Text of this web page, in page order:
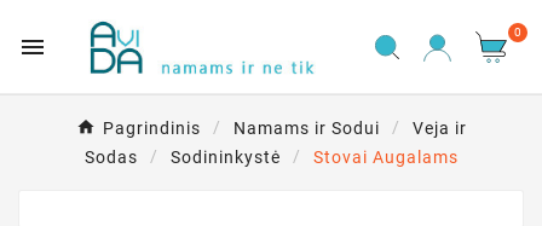

0
Pagrindinis Namams ir Sodui
Veja ir
Sodas
Sodininkystė Stovai Augalams